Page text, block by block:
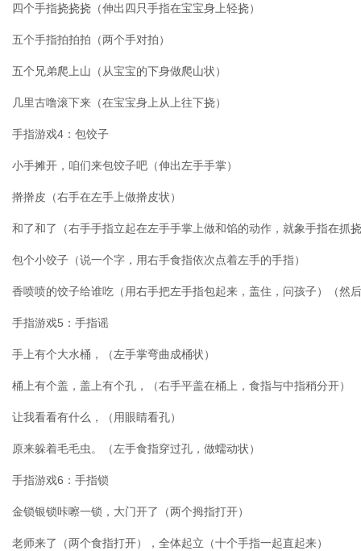
四个手指挠挠挠（伸出四只手指在宝宝身上轻挠）
五个手指拍拍拍（两个手对拍）
五个兄弟爬上山（从宝宝的下身做爬山状）
几里古噜滚下来（在宝宝身上从上往下挠）
手指游戏4：包饺子
小手摊开，咱们来包饺子吧（伸出左手手掌）
擀擀皮（右手在左手上做擀皮状）
和了和了（右手手指立起在左手手掌上做和馅的动作，就象手指在抓
包个小饺子（说一个字，用右手食指依次点着左手的手指）
香喷喷的饺子给谁吃（用右手把左手指包起来，盖住，问孩子）（然
手指游戏5：手指谣
手上有个大水桶，（左手掌弯曲成桶状）
桶上有个盖，盖上有个孔，（右手平盖在桶上，食指与中指稍分开）
让我看看有什么，（用眼睛看孔）
原来躲着毛毛虫。（左手食指穿过孔，做蠕动状）
手指游戏6：手指锁
金锁银锁咔嚓一锁，大门开了（两个拇指打开）
老师来了（两个食指打开），全体起立（十个手指一起直起来）